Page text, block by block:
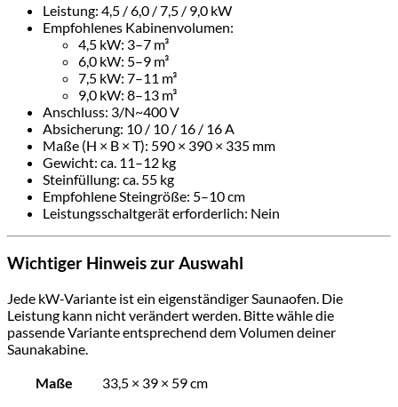
Leistung: 4,5 / 6,0 / 7,5 / 9,0 kW
Empfohlenes Kabinenvolumen:
4,5 kW: 3–7 m³
6,0 kW: 5–9 m³
7,5 kW: 7–11 m³
9,0 kW: 8–13 m³
Anschluss: 3/N~400 V
Absicherung: 10 / 10 / 16 / 16 A
Maße (H × B × T): 590 × 390 × 335 mm
Gewicht: ca. 11–12 kg
Steinfüllung: ca. 55 kg
Empfohlene Steingröße: 5–10 cm
Leistungsschaltgerät erforderlich: Nein
Wichtiger Hinweis zur Auswahl
Jede kW-Variante ist ein eigenständiger Saunaofen. Die
Leistung kann nicht verändert werden. Bitte wähle die
passende Variante entsprechend dem Volumen deiner
Saunakabine.
Maße
33,5 × 39 × 59 cm